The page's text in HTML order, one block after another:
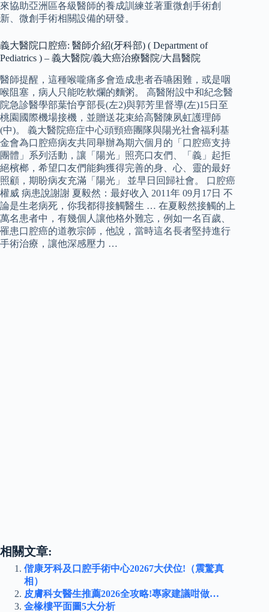
來協助亞洲區各級醫師的養成訓練並著重微創手術創
新、微創手術相關設備的研發。
義大醫院口腔癌: 醫師介紹(牙科部) ( Department of
Pediatrics ) – 義大醫院/義大癌治療醫院/大昌醫院
醫師提醒，這種喉嚨痛多會造成患者吞嚥困難，或是咽
喉阻塞，病人只能吃軟爛的麵粥。 高醫附設中和紀念醫
院急診醫學部葉怡亨部長(左2)與郭芳里督導(左)15日至
桃園國際機場接機，並贈送花束給高醫陳夙虹護理師
(中)。 義大醫院癌症中心頭頸癌團隊與陽光社會福利基
金會為口腔癌病友共同舉辦為期六個月的「口腔癌支持
團體」系列活動，讓「陽光」照亮口友們、「義」起拒
絕檳榔，希望口友們能夠獲得完善的身、心、靈的最好
照顧，期盼病友充滿「陽光」 並早日回歸社會。 口腔癌
權威 病患說謝謝 夏毅然：最好收入 2011年 09月17日 不
論是生老病死，你我都得接觸醫生 … 在夏毅然接觸的上
萬名患者中，有幾個人讓他格外難忘，例如一名百歲、
罹患口腔癌的道教宗師，他說，當時這名長者堅持進行
手術治療，讓他深感壓力 …
相關文章:
偕康牙科及口腔手術中心20267大伏位!（震驚真
相）
皮膚科女醫生推薦2026全攻略!專家建議咁做…
金椽樓平面圖5大分析